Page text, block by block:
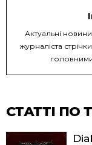
Актуальні
журналіста
головними
СТАТТІ ПО